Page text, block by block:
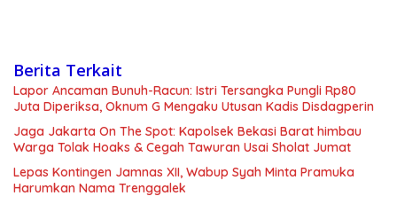
Berita Terkait
Lapor Ancaman Bunuh-Racun: Istri Tersangka Pungli Rp80
Juta Diperiksa, Oknum G Mengaku Utusan Kadis Disdagperin
Jaga Jakarta On The Spot: Kapolsek Bekasi Barat himbau
Warga Tolak Hoaks & Cegah Tawuran Usai Sholat Jumat
Lepas Kontingen Jamnas XII, Wabup Syah Minta Pramuka
Harumkan Nama Trenggalek